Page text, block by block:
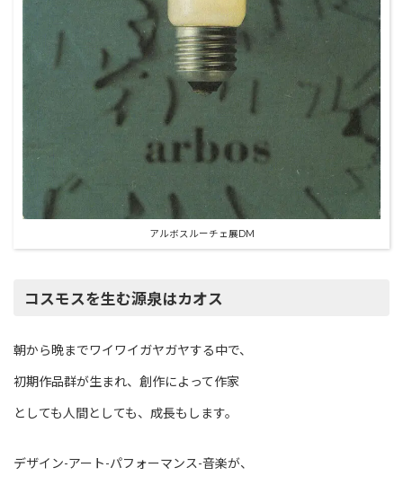
アルボスルーチェ展DM
コスモスを生む源泉はカオス
朝から晩までワイワイガヤガヤする中で、
初期作品群が生まれ、創作によって作家
としても人間としても、成長もします。
デザイン-アート-パフォーマンス-音楽が、